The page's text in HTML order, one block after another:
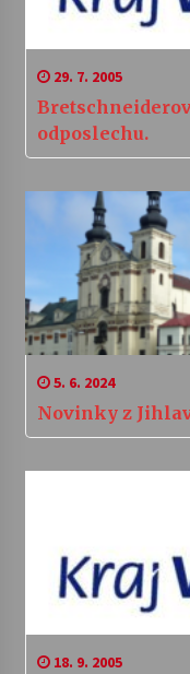
29. 7. 2005
odposlechu.
5. 6. 2024
Novinky z
18. 9. 2005